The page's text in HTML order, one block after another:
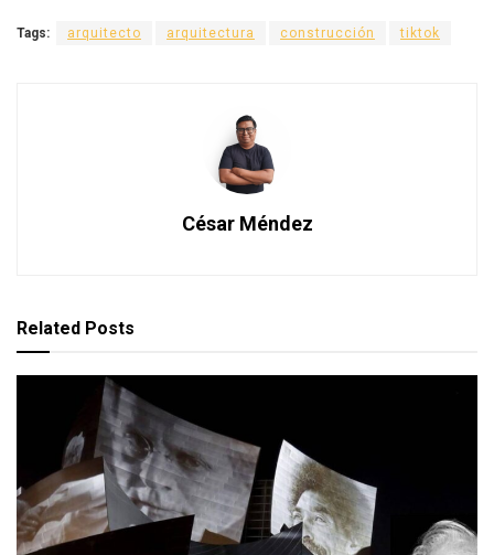
Tags: arquitecto arquitectura construcción tiktok
César Méndez
Related Posts